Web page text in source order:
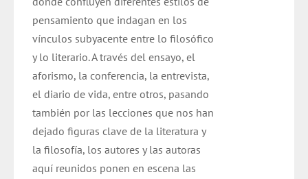
pensamiento que indagan en los
vínculos subyacente entre lo filosófico
y lo literario. A través del ensayo, el
aforismo, la conferencia, la entrevista,
el diario de vida, entre otros, pasando
también por las lecciones que nos han
dejado figuras clave de la literatura y
la filosofía, los autores y las autoras
aquí reunidos ponen en escena las